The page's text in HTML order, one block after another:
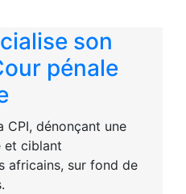
son
pénale
CPI, dénonçant une
et ciblant
africains, sur fond de